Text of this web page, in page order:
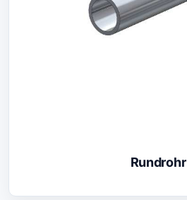
Rundrohr